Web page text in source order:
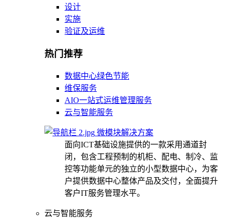
设计
实施
验证及运维
热门推荐
数据中心绿色节能
维保服务
AIO一站式运维管理服务
云与智能服务
微模块解决方案
面向ICT基础设施提供的一款采用通道封
闭，包含工程预制的机柜、配电、制冷、监
控等功能单元的独立的小型数据中心，为客
户提供数据中心整体产品及交付，全面提升
客户IT服务管理水平。
云与智能服务